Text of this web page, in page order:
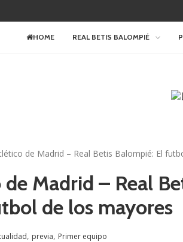
HOME REAL BETIS BALOMPIÉ
de Madrid – Real Betis Balompié: El
Madrid – Real
de los mayores
, previa, Primer equipo